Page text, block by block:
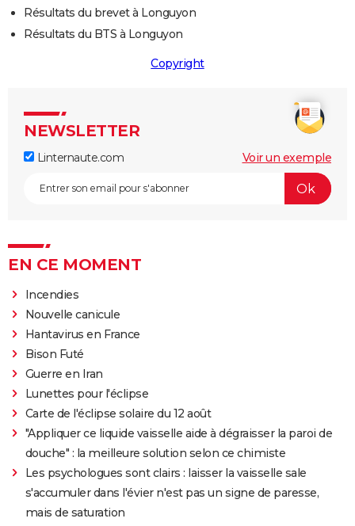
Résultats du brevet à Longuyon
Résultats du BTS à Longuyon
Copyright
NEWSLETTER
Linternaute.com Voir un exemple
EN CE MOMENT
Incendies
Nouvelle canicule
Hantavirus en France
Bison Futé
Guerre en Iran
Lunettes pour l'éclipse
Carte de l'éclipse solaire du 12 août
"Appliquer ce liquide vaisselle aide à dégraisser la paroi de
douche" : la meilleure solution selon ce chimiste
Les psychologues sont clairs : laisser la vaisselle sale
s'accumuler dans l'évier n'est pas un signe de paresse,
mais de saturation